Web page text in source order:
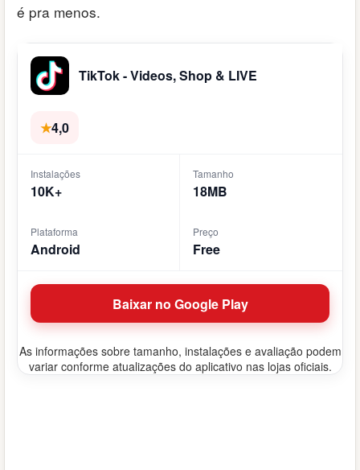
é pra menos.
TikTok - Videos, Shop & LIVE
★4,0
Instalações
10K+
Tamanho
18MB
Plataforma
Android
Preço
Free
Baixar no Google Play
As informações sobre tamanho, instalações e avaliação podem
variar conforme atualizações do aplicativo nas lojas oficiais.